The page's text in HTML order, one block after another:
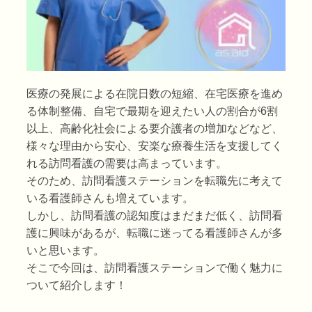
医療の発展による在院日数の短縮、在宅医療を進め
る体制整備、自宅で最期を迎えたい人の割合が6割
以上、高齢化社会による要介護者の増加などなど、
様々な理由から安心、安楽な療養生活を支援してく
れる訪問看護の需要は高まっています。
そのため、訪問看護ステーションを転職先に考えて
いる看護師さんも増えています。
しかし、訪問看護の認知度はまだまだ低く、訪問看
護に興味があるが、転職に迷ってる看護師さんが多
いと思います。
そこで今回は、訪問看護ステーションで働く魅力に
ついて紹介します！